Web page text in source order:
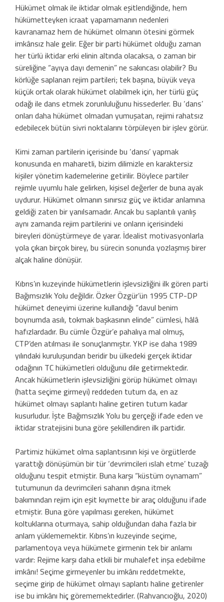
Hükümet olmak ile iktidar olmak eşitlendiğinde, hem
hükümetteyken icraat yapamamanın nedenleri
kavranamaz hem de hükümet olmanın ötesini görmek
imkânsız hale gelir. Eğer bir parti hükümet olduğu zaman
her türlü iktidar erki elinin altında olacaksa, o zaman bir
süreliğine “ayıya dayı demenin” ne sakıncası olabilir? Bu
körlüğe saplanan rejim partileri; tek başına, büyük veya
küçük ortak olarak hükümet olabilmek için, her türlü güç
odağı ile dans etmek zorunluluğunu hissederler. Bu ‘dans’
onları daha hükümet olmadan yumuşatan, rejimi rahatsız
edebilecek bütün sivri noktalarını törpüleyen bir işlev görür.
Kimi zaman partilerin içerisinde bu ‘dansı’ yapmak
konusunda en maharetli, bizim dilimizle en karaktersiz
kişiler yönetim kademelerine getirilir. Böylece partiler
rejimle uyumlu hale gelirken, kişisel değerler de buna ayak
uydurur. Hükümet olmanın sınırsız güç ve iktidar anlamına
geldiği zaten bir yanılsamadır. Ancak bu saplantılı yanlış
aynı zamanda rejim partilerini ve onların içerisindeki
bireyleri dönüştürmeye de yarar. İdealist motivasyonlarla
yola çıkan birçok birey, bu sürecin sonunda yozlaşmış birer
alçak haline dönüşür.
Kıbrıs’ın kuzeyinde hükümetlerin işlevsizliğini ilk gören parti
Bağımsızlık Yolu değildir. Özker Özgür’ün 1995 CTP-DP
hükümet deneyimi üzerine kullandığı “davul benim
boynumda asılı, tokmak başkasının elinde” cümlesi, hâlâ
hafızlardadır. Bu cümle Özgür’e pahalıya mal olmuş,
CTP’den atılması ile sonuçlanmıştır. YKP ise daha 1989
yılındaki kuruluşundan beridir bu ülkedeki gerçek iktidar
odağının TC hükümetleri olduğunu dile getirmektedir.
Ancak hükümetlerin işlevsizliğini görüp hükümet olmayı
(hatta seçime girmeyi) reddeden tutum da, en az
hükümet olmayı saplantı haline getiren tutum kadar
kusurludur. İşte Bağımsızlık Yolu bu gerçeği ifade eden ve
iktidar stratejisini buna göre şekillendiren ilk partidir.
Partimiz hükümet olma saplantısının kişi ve örgütlerde
yarattığı dönüşümün bir tür ‘devrimcileri ıslah etme’ tuzağı
olduğunu tespit etmiştir. Buna karşı “küstüm oynamam”
tutumunun da devrimcileri sahanın dışına itmek
bakımından rejim için eşit kıymette bir araç olduğunu ifade
etmiştir. Buna göre yapılması gereken, hükümet
koltuklarına oturmaya, sahip olduğundan daha fazla bir
anlam yüklememektir. Kıbrıs’ın kuzeyinde seçime,
parlamentoya veya hükümete girmenin tek bir anlamı
vardır: Rejime karşı daha etkili bir muhalefet inşa edebilme
imkânı! Seçime girmeyenler bu imkânı reddetmekte,
seçime girip de hükümet olmayı saplantı haline getirenler
ise bu imkânı hiç görememektedirler. (Rahvancıoğlu, 2020)